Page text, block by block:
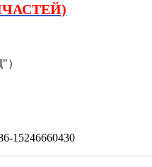
15246660430